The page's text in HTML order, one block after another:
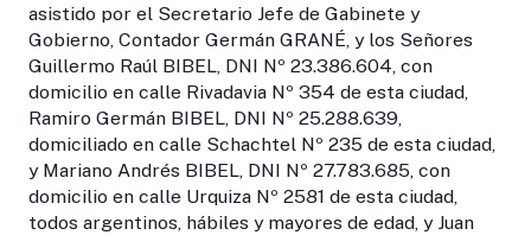
asistido por el Secretario Jefe de Gabinete y
Gobierno, Contador Germán GRANÉ, y los Señores
Guillermo Raúl BIBEL, DNI Nº 23.386.604, con
domicilio en calle Rivadavia Nº 354 de esta ciudad,
Ramiro Germán BIBEL, DNI Nº 25.288.639,
domiciliado en calle Schachtel Nº 235 de esta ciudad,
y Mariano Andrés BIBEL, DNI Nº 27.783.685, con
domicilio en calle Urquiza Nº 2581 de esta ciudad,
todos argentinos, hábiles y mayores de edad, y Juan